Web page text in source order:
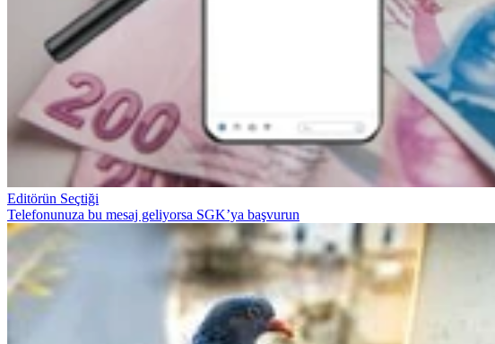
Editörün Seçtiği
Telefonunuza bu mesaj geliyorsa SGK’ya başvurun